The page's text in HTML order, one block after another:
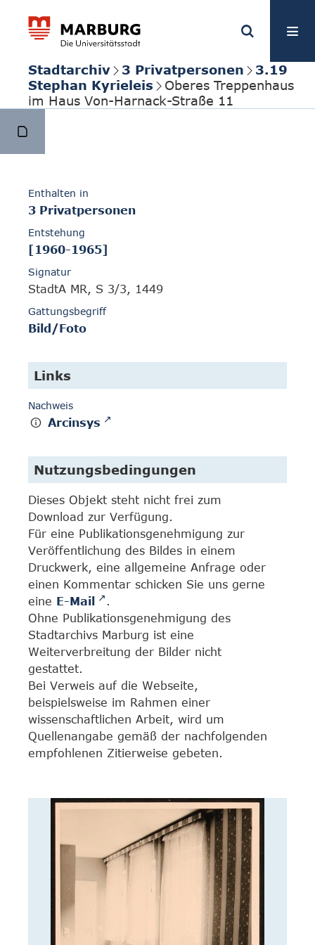
Stadtarchiv 3 Privatpersonen
3.19
Stephan Kyrieleis
Oberes Treppenhaus
im Haus Von-Harnack-Straße 11
Enthalten in
3 Privatpersonen
Entstehung
[1960-1965]
Signatur
StadtA MR, S 3/3, 1449
Gattungsbegriff
Bild/Foto
Links
Nachweis
Arcinsys
Nutzungsbedingungen
Dieses Objekt steht nicht frei zum
Download zur Verfügung.
Für eine Publikationsgenehmigung zur
Veröffentlichung des Bildes in einem
Druckwerk, eine allgemeine Anfrage oder
einen Kommentar schicken Sie uns gerne
eine E-Mail
.
Ohne Publikationsgenehmigung des
Stadtarchivs Marburg ist eine
Weiterverbreitung der Bilder nicht
gestattet.
Bei Verweis auf die Webseite,
beispielsweise im Rahmen einer
wissenschaftlichen Arbeit, wird um
Quellenangabe gemäß der nachfolgenden
empfohlenen Zitierweise gebeten.